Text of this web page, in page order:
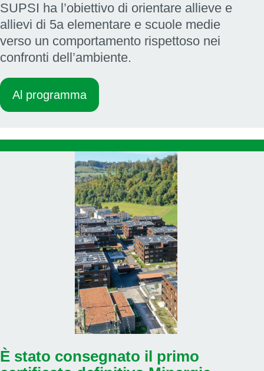
SUPSI ha l’obiettivo di orientare allieve e
allievi di 5a elementare e scuole medie
verso un comportamento rispettoso nei
confronti dell’ambiente.
Al programma
È stato consegnato il primo